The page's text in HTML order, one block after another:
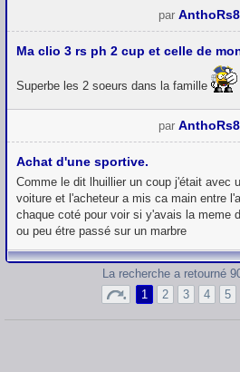
par
Ma clio 3 rs ph 2 cup et celle de
Superbe les 2 soeurs dans la famille
par
Achat d'une sportive.
Comme le dit lhuillier un coup j'était avec
voiture et l'acheteur a mis ca main entre
chaque coté pour voir si y'avais la meme
ou peu étre passé sur un marbre
La recherche a retourné
1
2 3 4 5